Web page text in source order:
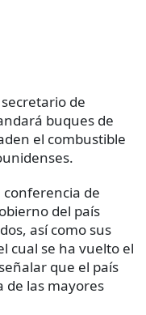
de
buques de
el combustible
de
del país
así como sus
cual se ha vuelto el
que el país
de las mayores